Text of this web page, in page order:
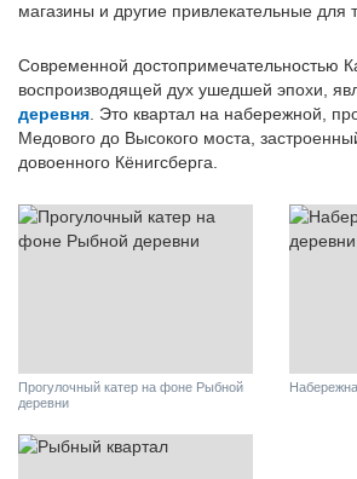
магазины и другие привлекательные для
Современной достопримечательностью
воспроизводящей дух ушедшей эпохи,
деревня . Это квартал на набережной,
Медового до Высокого моста,
довоенного Кёнигсберга.
Прогулочный катер на фоне Рыбной
деревни